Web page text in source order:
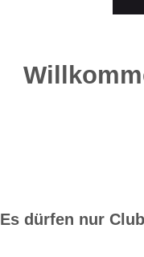
Es dürfen nur